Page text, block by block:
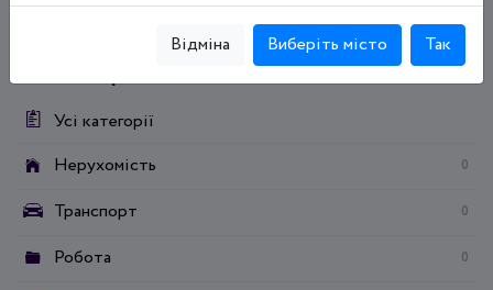
Оздоблювальні та облицювальні матеріали
Усі категорії
Нерухомість
0
Транспорт 0
Робота 0
Відміна Виберіть місто Так